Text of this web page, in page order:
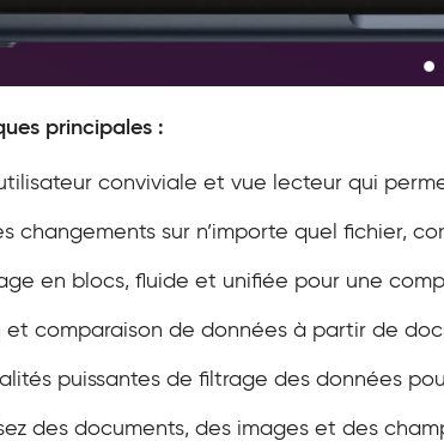
principales :
conviviale et vue lecteur qui
changements sur n’importe quel fichier,
en blocs, fluide et unifiée pour une
et comparaison de données à partir de
puissantes de filtrage des données
des documents, des images et des